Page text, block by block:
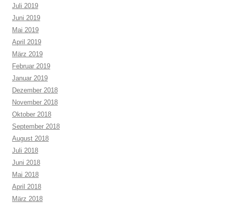
Juli 2019
Juni 2019
Mai 2019
April 2019
März 2019
Februar 2019
Januar 2019
Dezember 2018
November 2018
Oktober 2018
September 2018
August 2018
Juli 2018
Juni 2018
Mai 2018
April 2018
März 2018